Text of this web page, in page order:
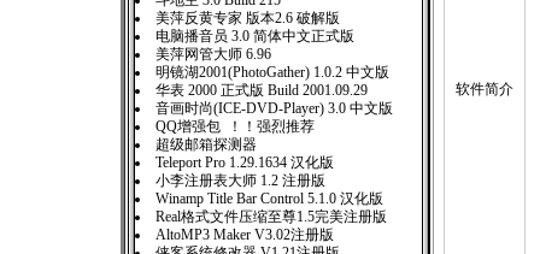
美萍反黄专家 版本2.6 破解版
电脑播音员 3.0 简体中文正式版
美萍网管大师 6.96
明镜湖2001(PhotoGather) 1.0.2 中文版
华表 2000 正式版 Build 2001.09.29
音画时尚(ICE-DVD-Player) 3.0 中文版
QQ增强包 ！！强烈推荐
超级邮箱探测器
Teleport Pro 1.29.1634 汉化版
小李注册表大师 1.2 注册版
Winamp Title Bar Control 5.1.0 汉化版
Real格式文件压缩至尊1.5完美注册版
AltoMP3 Maker V3.02注册版
软件简介